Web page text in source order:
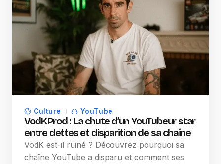
Culture YouTube
VodKProd : La chute d’un YouTubeur star
entre dettes et disparition de sa chaîne
VodK est-il ruiné ? Découvrez pourquoi sa
chaîne YouTube a disparu et comment ses